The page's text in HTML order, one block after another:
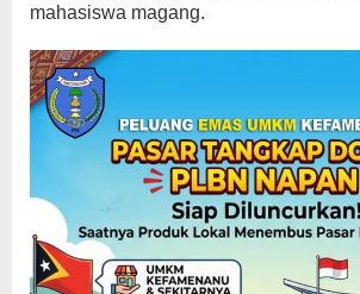
mahasiswa magang.